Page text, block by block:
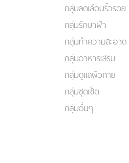
กลุ่มลดเลือนริ้วรอย
กลุ่มรักษาฝ้า
กลุ่มทำความสะอาด
กลุ่มอาหารเสริม
กลุ่มดูแลผิวกาย
กลุ่มชุดเซ็ต
กลุ่มอื่นๆ